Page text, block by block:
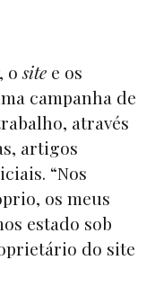
osite e os
campanha de
através
artigos
“Nos
os meus
estado sob
do site